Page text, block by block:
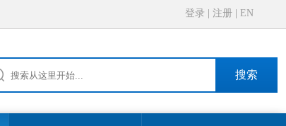
登录 注册 EN
搜索